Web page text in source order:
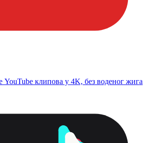
клипова у 4K, без воденог жига